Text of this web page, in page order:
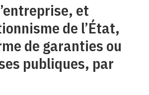
et
de l’État,
de garanties ou
publiques, par